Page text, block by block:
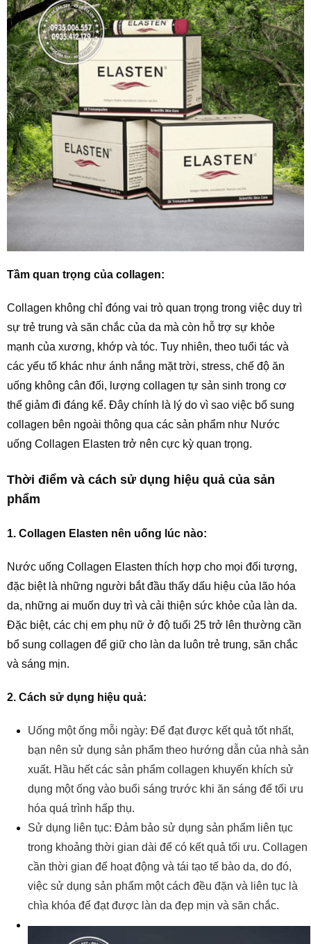
Tầm quan trọng của collagen:
Collagen không chỉ đóng vai trò quan trọng trong việc duy trì
sự trẻ trung và săn chắc của da mà còn hỗ trợ sự khỏe
mạnh của xương, khớp và tóc. Tuy nhiên, theo tuổi tác và
các yếu tố khác như ánh nắng mặt trời, stress, chế độ ăn
uống không cân đối, lượng collagen tự sản sinh trong cơ
thể giảm đi đáng kể. Đây chính là lý do vì sao việc bổ sung
collagen bên ngoài thông qua các sản phẩm như Nước
uống Collagen Elasten trở nên cực kỳ quan trọng.
Thời điểm và cách sử dụng hiệu quả của sản
phẩm
1. Collagen Elasten nên uống lúc nào:
Nước uống Collagen Elasten thích hợp cho mọi đối tượng,
đặc biệt là những người bắt đầu thấy dấu hiệu của lão hóa
da, những ai muốn duy trì và cải thiện sức khỏe của làn da.
Đặc biệt, các chị em phụ nữ ở độ tuổi 25 trở lên thường cần
bổ sung collagen để giữ cho làn da luôn trẻ trung, săn chắc
và sáng mịn.
2. Cách sử dụng hiệu quả:
Uống một ống mỗi ngày: Để đạt được kết quả tốt nhất,
bạn nên sử dụng sản phẩm theo hướng dẫn của nhà sản
xuất. Hầu hết các sản phẩm collagen khuyến khích sử
dụng một ống vào buổi sáng trước khi ăn sáng để tối ưu
hóa quá trình hấp thụ.
Sử dụng liên tục: Đảm bảo sử dụng sản phẩm liên tục
trong khoảng thời gian dài để có kết quả tối ưu. Collagen
cần thời gian để hoạt động và tái tạo tế bào da, do đó,
việc sử dụng sản phẩm một cách đều đặn và liên tục là
chìa khóa để đạt được làn da đẹp mịn và săn chắc.